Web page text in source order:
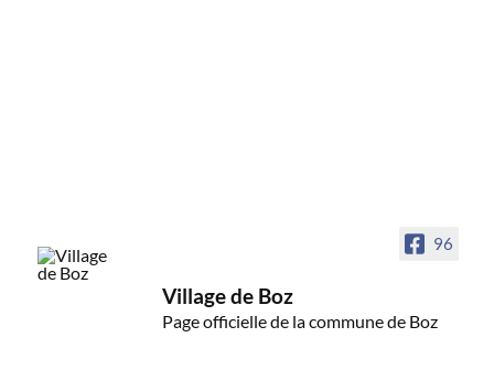
96
Village de Boz
Page officielle de la commune de Boz